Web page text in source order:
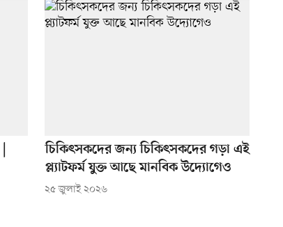
চিকিৎসকদের জন্য চিকিৎসকদের গড়া এই
প্ল্যাটফর্ম যুক্ত আছে মানবিক উদ্যোগেও
২৫ জুলাই ২০২৬